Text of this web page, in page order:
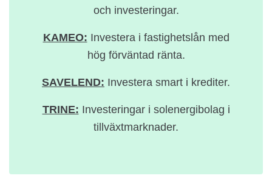
och investeringar.
KAMEO: Investera i fastighetslån med
hög förväntad ränta.
SAVELEND: Investera smart i krediter.
TRINE: Investeringar i solenergibolag i
tillväxtmarknader.